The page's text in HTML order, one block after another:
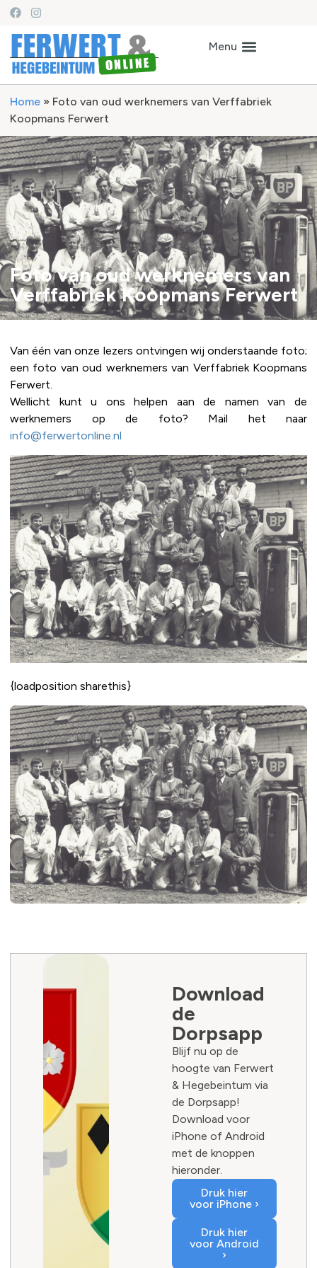
Home » Foto van oud werknemers van Verffabriek
Koopmans Ferwert
Foto van oud werknemers van
Verffabriek Koopmans Ferwert
Van één van onze lezers ontvingen wij onderstaande foto;
een foto van oud werknemers van Verffabriek Koopmans
Ferwert.
Wellicht kunt u ons helpen aan de namen van de
werknemers op de foto? Mail het naar
info@ferwertonline.nl
{loadposition sharethis}
Download
de
Dorpsapp
Blijf nu op de
hoogte van Ferwert
& Hegebeintum via
de Dorpsapp!
Download voor
iPhone of Android
met de knoppen
hieronder.
Druk hier
voor iPhone ›
Druk hier
voor Android
›